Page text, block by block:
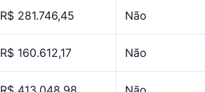
R$ 281.746,45 Não
R$ 160.612,17 Não